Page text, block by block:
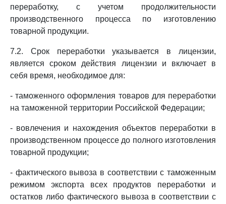
переработку, с учетом продолжительности
производственного процесса по изготовлению
товарной продукции.
7.2. Срок переработки указывается в лицензии,
является сроком действия лицензии и включает в
себя время, необходимое для:
- таможенного оформления товаров для переработки
на таможенной территории Российской Федерации;
- вовлечения и нахождения объектов переработки в
производственном процессе до полного изготовления
товарной продукции;
- фактического вывоза в соответствии с таможенным
режимом экспорта всех продуктов переработки и
остатков либо фактического вывоза в соответствии с